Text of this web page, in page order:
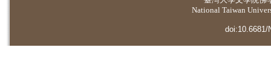
National Taiwan
doi:10.6681/